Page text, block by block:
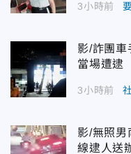
3小時前
影/詐團
當場遭逮
3小時前
影/無照
線逮人送